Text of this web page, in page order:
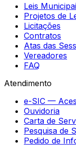
Leis
Projetos de
Licitações
Contratos
Atas das
Vereadores
FAQ
Atendimento
e-SIC —
Ouvidoria
Carta de
Pesquisa de
Pedido de